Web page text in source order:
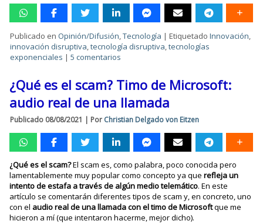
Publicado en Opinión/Difusión,Tecnología |Etiquetado Innovación,
innovación disruptiva,tecnología disruptiva,tecnologías
exponenciales |5 comentarios
¿Qué es el scam? Timo de Microsoft:
audio real de una llamada
Publicado 08/08/2021 | Por Christian Delgado von Eitzen
¿Qué es el scam?El scam es, como palabra, poco conocida pero
lamentablemente muy popular como concepto ya querefleja un
intento de estafa a través de algún medio telemático. En este
artículo se comentarán diferentes tipos de scam y, en concreto, uno
con el audio real de una llamada con el timo de Microsoftque me
hicieron a mí (que intentaron hacerme, mejor dicho).